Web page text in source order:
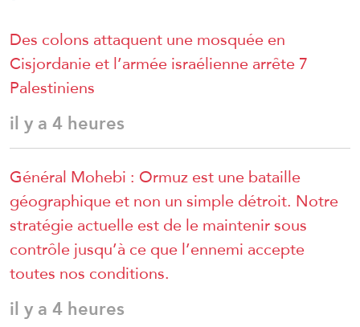
Des colons attaquent une mosquée en
Cisjordanie et l’armée israélienne arrête 7
Palestiniens
il y a 4 heures
Général Mohebi : Ormuz est une bataille
géographique et non un simple détroit. Notre
stratégie actuelle est de le maintenir sous
contrôle jusqu’à ce que l’ennemi accepte
toutes nos conditions.
il y a 4 heures